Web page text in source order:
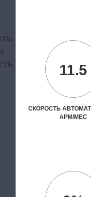
11.5
СКОРОСТЬ
АРМ/МЕС